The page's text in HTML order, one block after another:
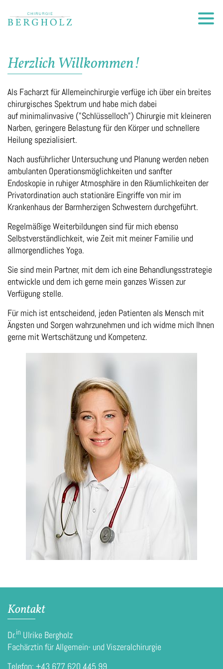
Herzlich Willkommen!
Als Facharzt für Allemeinchirurgie verfüge ich über ein breites
chirurgisches Spektrum und habe mich dabei
auf minimalinvasive ("Schlüsselloch") Chirurgie mit kleineren
Narben, geringere Belastung für den Körper und schnellere
Heilung spezialisiert.
Nach ausführlicher Untersuchung und Planung werden neben
ambulanten Operationsmöglichkeiten und sanfter
Endoskopie in ruhiger Atmosphäre in den Räumlichkeiten der
Privatordination auch stationäre Eingriffe von mir im
Krankenhaus der Barmherzigen Schwestern durchgeführt.
Regelmäßige Weiterbildungen sind für mich ebenso
Selbstverständlichkeit, wie Zeit mit meiner Familie und
allmorgendliches Yoga.
Sie sind mein Partner, mit dem ich eine Behandlungsstrategie
entwickle und dem ich gerne mein ganzes Wissen zur
Verfügung stelle.
Für mich ist entscheidend, jeden Patienten als Mensch mit
Ängsten und Sorgen wahrzunehmen und ich widme mich Ihnen
gerne mit Wertschätzung und Kompetenz.
Kontakt
Dr.in Ulrike Bergholz
Fachärztin für Allgemein- und Viszeralchirurgie
Telefon: +43 677 620 445 99